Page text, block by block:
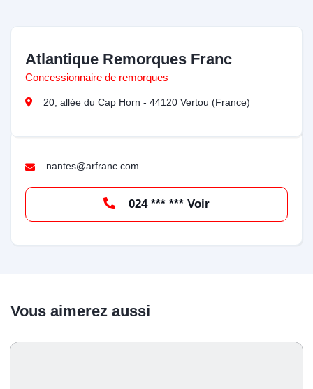
Atlantique Remorques Franc
Concessionnaire de remorques
20, allée du Cap Horn - 44120 Vertou (France)
nantes@arfranc.com
024 *** *** Voir
Vous aimerez aussi